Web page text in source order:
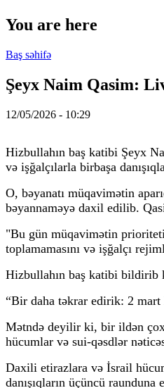
You are here
Baş səhifə
Şeyx Naim Qasim:
12/05/2026 - 10:29
Hizbullahın baş katibi Şeyx
və işğalçılarla birbaşa
O, bəyanatı müqavimətin
bəyannaməyə daxil edilib.
"Bu gün müqavimətin
toplamamasını və işğalçı
Hizbullahın baş katibi bildirib
“Bir daha təkrar edirik: 2 mart
Mətndə deyilir ki, bir ildən çox
hücumlar və sui-qəsdlər
Daxili etirazlara və İsrail
danışıqların üçüncü